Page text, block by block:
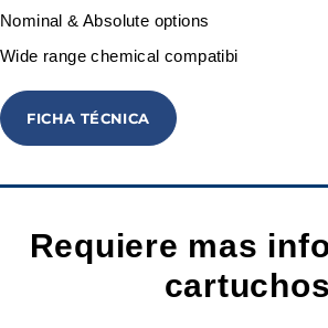
Nominal & Absolute options
Wide range chemical compatibi
FICHA TÉCNICA
Requiere mas
cartuchos